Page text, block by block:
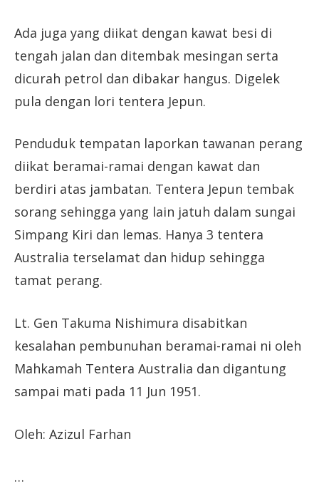
Ada juga yang diikat dengan kawat besi di
tengah jalan dan ditembak mesingan serta
dicurah petrol dan dibakar hangus. Digelek
pula dengan lori tentera Jepun.
Penduduk tempatan laporkan tawanan perang
diikat beramai-ramai dengan kawat dan
berdiri atas jambatan. Tentera Jepun tembak
sorang sehingga yang lain jatuh dalam sungai
Simpang Kiri dan lemas. Hanya 3 tentera
Australia terselamat dan hidup sehingga
tamat perang.
Lt. Gen Takuma Nishimura disabitkan
kesalahan pembunuhan beramai-ramai ni oleh
Mahkamah Tentera Australia dan digantung
sampai mati pada 11 Jun 1951.
Oleh: Azizul Farhan
…